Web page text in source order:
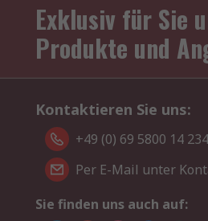
Exklusiv für Sie
Produkte und
Kontaktieren Sie uns:
+49 (0) 69 5800 14 234
Per E-Mail unter
Sie finden uns auch auf: